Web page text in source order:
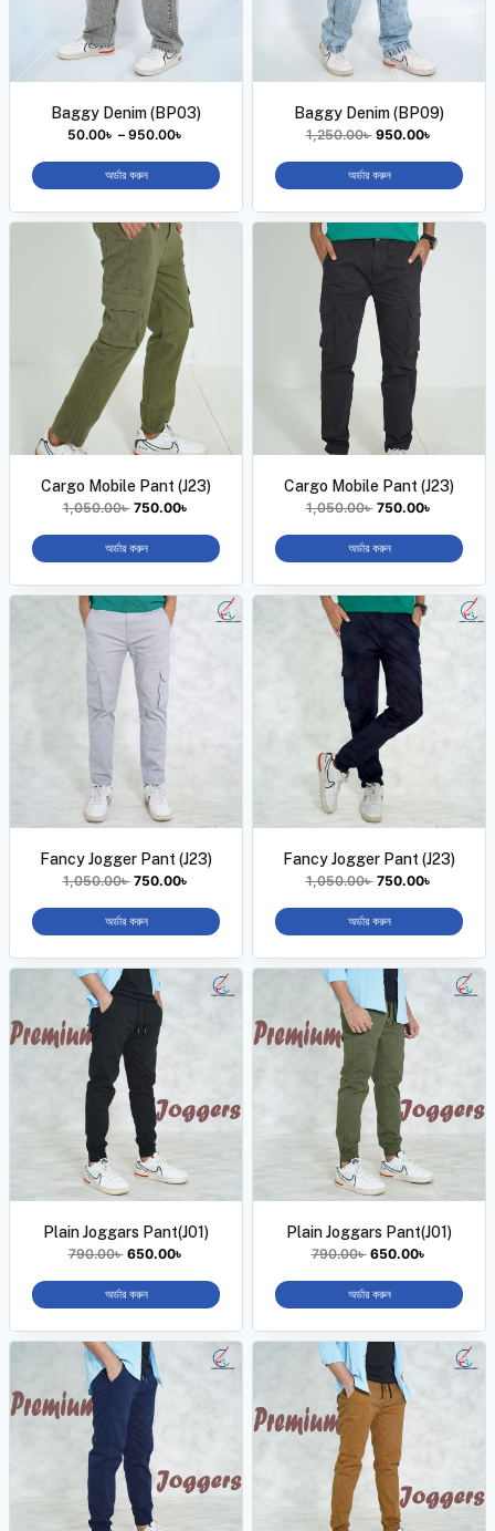
Baggy Denim (BP03)
50.00৳ – 950.00৳
অর্ডার করুন
Baggy Denim (BP09)
1,250.00৳ 950.00৳
অর্ডার করুন
Cargo Mobile Pant (J23)
1,050.00৳ 750.00৳
অর্ডার করুন
Cargo Mobile Pant (J23)
1,050.00৳ 750.00৳
অর্ডার করুন
Fancy Jogger Pant (J23)
1,050.00৳ 750.00৳
অর্ডার করুন
Fancy Jogger Pant (J23)
1,050.00৳ 750.00৳
অর্ডার করুন
Plain Joggars Pant(J01)
790.00৳ 650.00৳
অর্ডার করুন
Plain Joggars Pant(J01)
790.00৳ 650.00৳
অর্ডার করুন